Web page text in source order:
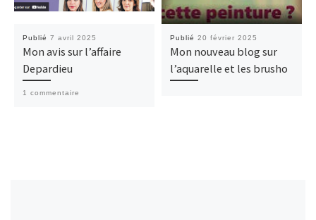
Publié 7 avril 2025
Mon avis sur l’affaire
Depardieu
1 commentaire
Publié 20 février 2025
Mon nouveau blog sur
l’aquarelle et les brusho